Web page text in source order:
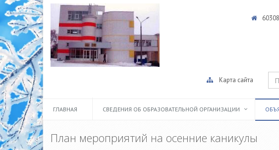
Карта сайта
ГЛАВНАЯ СВЕДЕНИЯ ОБ ОБРАЗОВАТЕЛЬНОЙ ОРГАНИЗАЦИИ
План мероприятий на осенние каникулы